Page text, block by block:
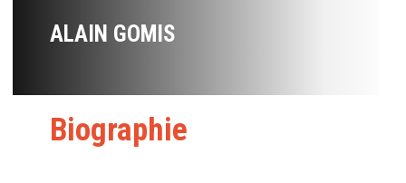
ALAIN GOMIS
Biographie